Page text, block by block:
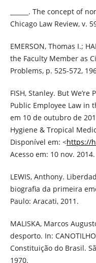
______. The concept of
Chicago Law Review, v.
EMERSON, Thomas I.;
the Faculty Member as
Problems, p. 525-572,
FISH, Stanley. But
Public Employee Law in
em 10 de outubro de
Hygiene & Tropical
Disponível em: <https://
Acesso em: 10 nov. 2014.
LEWIS, Anthony.
biografia da primeira
Paulo: Aracati, 2011.
MALISKA, Marcos
desporto. In:
Constituição do Brasil.
1970.